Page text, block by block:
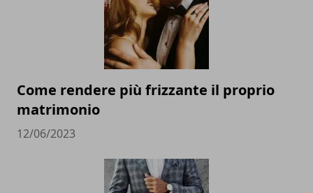
Come rendere più frizzante il proprio
matrimonio
12/06/2023